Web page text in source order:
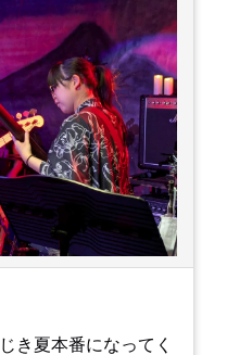
き夏本番になってく